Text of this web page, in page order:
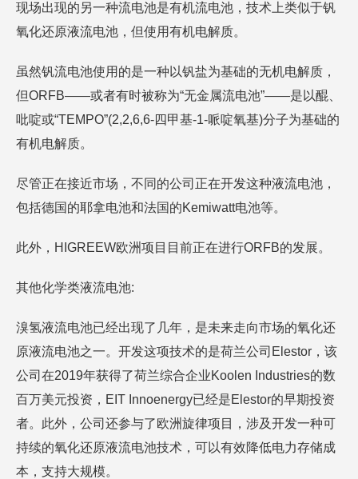
现场出现的另一种流电池是有机流电池，技术上类似于钒
氧化还原液流电池，但使用有机电解质。
虽然钒流电池使用的是一种以钒盐为基础的无机电解质，
但ORFB——或者有时被称为“无金属流电池”——是以醌、
吡啶或“TEMPO”(2,2,6,6-四甲基-1-哌啶氧基)分子为基础的
有机电解质。
尽管正在接近市场，不同的公司正在开发这种液流电池，
包括德国的耶拿电池和法国的Kemiwatt电池等。
此外，HIGREEW欧洲项目目前正在进行ORFB的发展。
其他化学类液流电池:
溴氢液流电池已经出现了几年，是未来走向市场的氧化还
原液流电池之一。开发这项技术的是荷兰公司Elestor，该
公司在2019年获得了荷兰综合企业Koolen Industries的数
百万美元投资，EIT Innoenergy已经是Elestor的早期投资
者。此外，公司还参与了欧洲旋律项目，涉及开发一种可
持续的氧化还原液流电池技术，可以有效降低电力存储成
本，支持大规模。